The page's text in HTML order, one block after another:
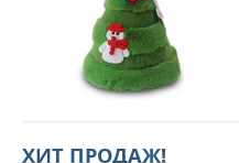
ХИТ ПРОДАЖ!